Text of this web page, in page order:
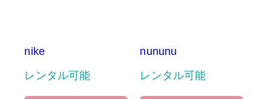
nike
レンタル可能
nununu
レンタル可能